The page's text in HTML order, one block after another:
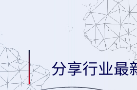
分享行业最